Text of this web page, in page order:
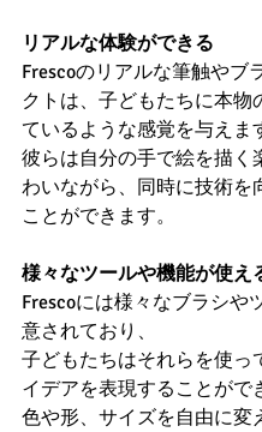
リアルな体験ができる
Frescoのリアルな筆触やブ
クトは、子どもたちに本物
ているような感覚を与えま
彼らは自分の手で絵を描く
わいながら、同時に技術を
ことができます。
様々なツールや機能が使え
Frescoには様々なブラシや
意されており、
子どもたちはそれらを使っ
イデアを表現することがで
色や形、サイズを自由に変